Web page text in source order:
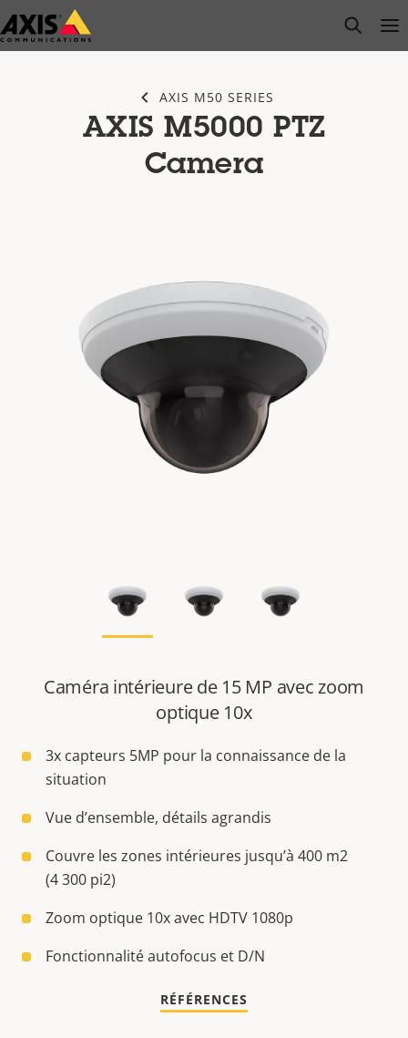
Passer
au
open
AXIS M50 SERIES
AXIS M5000 PTZ
Camera
Caméra intérieure de 15 MP avec zoom
optique 10x
3x capteurs 5MP pour la connaissance de la
situation
Vue d’ensemble, détails agrandis
Couvre les zones intérieures jusqu’à 400 m2
(4 300 pi2)
Zoom optique 10x avec HDTV 1080p
Fonctionnalité autofocus et D/N
RÉFÉRENCES